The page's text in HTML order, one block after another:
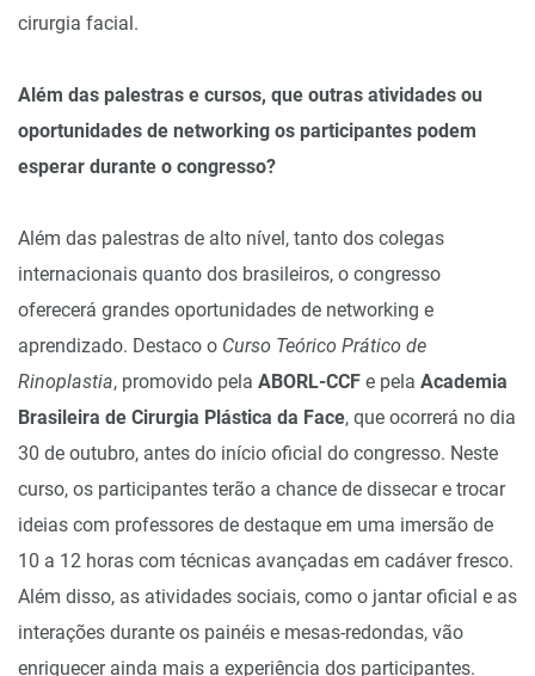
cirurgia facial.
Além das palestras e cursos, que outras atividades ou
oportunidades de networking os participantes podem
esperar durante o congresso?
Além das palestras de alto nível, tanto dos colegas
internacionais quanto dos brasileiros, o congresso
oferecerá grandes oportunidades de networking e
aprendizado. Destaco o Curso Teórico Prático de
Rinoplastia, promovido pela ABORL-CCF e pela Academia
Brasileira de Cirurgia Plástica da Face, que ocorrerá no dia
30 de outubro, antes do início oficial do congresso. Neste
curso, os participantes terão a chance de dissecar e trocar
ideias com professores de destaque em uma imersão de
10 a 12 horas com técnicas avançadas em cadáver fresco.
Além disso, as atividades sociais, como o jantar oficial e as
interações durante os painéis e mesas-redondas, vão
enriquecer ainda mais a experiência dos participantes.